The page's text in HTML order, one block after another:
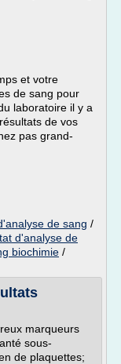
et votre
de sang pour
laboratoire il y a
de vos
pas grand-
de sang /
d'analyse de
biochimie /
marqueurs
sous-
de plaquettes;